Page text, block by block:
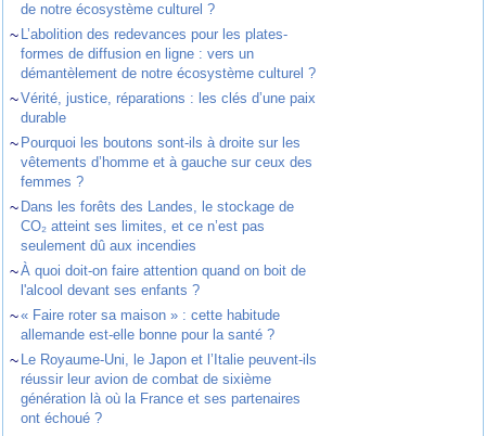
de notre écosystème culturel ?
~ L’abolition des redevances pour les plates-
formes de diffusion en ligne : vers un
démantèlement de notre écosystème culturel ?
~Vérité, justice, réparations : les clés d’une paix
durable
~ Pourquoi les boutons sont-ils à droite sur les
vêtements d’homme et à gauche sur ceux des
femmes ?
~ Dans les forêts des Landes, le stockage de
CO₂ atteint ses limites, et ce n’est pas
seulement dû aux incendies
~À quoi doit-on faire attention quand on boit de
l'alcool devant ses enfants ?
~« Faire roter sa maison » : cette habitude
allemande est-elle bonne pour la santé ?
~ Le Royaume-Uni, le Japon et l’Italie peuvent-ils
réussir leur avion de combat de sixième
génération là où la France et ses partenaires
ont échoué ?